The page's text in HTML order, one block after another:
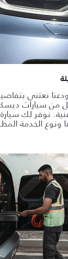
ودعنا نعتني
من سيارات
نوفر لك
الخدمة